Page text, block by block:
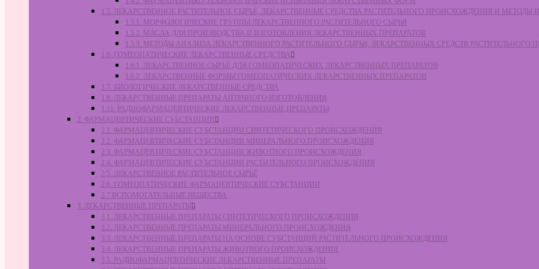
1.5. ЛЕКАРСТВЕННОЕ РАСТИТЕЛЬНОЕ СЫРЬЁ, ЛЕКАРСТВЕННЫЕ СРЕДСТВА РАСТИТЕЛЬНОГО ПРОИСХОЖДЕНИЯ И МЕТОДЫ
1.5.1. МОРФОЛОГИЧЕСКИЕ ГРУППЫ ЛЕКАРСТВЕННОГО РАСТИТЕЛЬНОГО СЫРЬЯ
1.5.2. МАСЛА ДЛЯ ПРОИЗВОДСТВА И ИЗГОТОВЛЕНИЯ ЛЕКАРСТВЕННЫХ ПРЕПАРАТОВ
1.5.3. МЕТОДЫ АНАЛИЗА ЛЕКАРСТВЕННОГО РАСТИТЕЛЬНОГО СЫРЬЯ, ЛЕКАРСТВЕННЫХ СРЕДСТВ РАСТИТЕЛЬНОГО
1.6. ГОМЕОПАТИЧЕСКИЕ ЛЕКАРСТВЕННЫЕ СРЕДСТВА
1.6.1. ЛЕКАРСТВЕННОЕ СЫРЬЁ ДЛЯ ГОМЕОПАТИЧЕСКИХ ЛЕКАРСТВЕННЫХ ПРЕПАРАТОВ
1.6.2. ЛЕКАРСТВЕННЫЕ ФОРМЫ ГОМЕОПАТИЧЕСКИХ ЛЕКАРСТВЕННЫХ ПРЕПАРАТОВ
1.7. БИОЛОГИЧЕСКИЕ ЛЕКАРСТВЕННЫЕ СРЕДСТВА
1.8. ЛЕКАРСТВЕННЫЕ ПРЕПАРАТЫ АПТЕЧНОГО ИЗГОТОВЛЕНИЯ
1.11. РАДИОФАРМАЦЕВТИЧЕСКИЕ ЛЕКАРСТВЕННЫЕ ПРЕПАРАТЫ
2. ФАРМАЦЕВТИЧЕСКИЕ СУБСТАНЦИИ
2.1. ФАРМАЦЕВТИЧЕСКИЕ СУБСТАНЦИИ СИНТЕТИЧЕСКОГО ПРОИСХОЖДЕНИЯ
2.2. ФАРМАЦЕВТИЧЕСКИЕ СУБСТАНЦИИ МИНЕРАЛЬНОГО ПРОИСХОЖДЕНИЯ
2.3. ФАРМАЦЕВТИЧЕСКИЕ СУБСТАНЦИИ ЖИВОТНОГО ПРОИСХОЖДЕНИЯ
2.4. ФАРМАЦЕВТИЧЕСКИЕ СУБСТАНЦИИ РАСТИТЕЛЬНОГО ПРОИСХОЖДЕНИЯ
2.5. ЛЕКАРСТВЕННОЕ РАСТИТЕЛЬНОЕ СЫРЬЁ
2.6. ГОМЕОПАТИЧЕСКИЕ ФАРМАЦЕВТИЧЕСКИЕ СУБСТАНЦИИ
2.7 ВСПОМОГАТЕЛЬНЫЕ ВЕЩЕСТВА
3. ЛЕКАРСТВЕННЫЕ ПРЕПАРАТЫ
3.1. ЛЕКАРСТВЕННЫЕ ПРЕПАРАТЫ СИНТЕТИЧЕСКОГО ПРОИСХОЖДЕНИЯ
3.2. ЛЕКАРСТВЕННЫЕ ПРЕПАРАТЫ МИНЕРАЛЬНОГО ПРОИСХОЖДЕНИЯ
3.3. ЛЕКАРСТВЕННЫЕ ПРЕПАРАТЫ НА ОСНОВЕ СУБСТАНЦИЙ РАСТИТЕЛЬНОГО ПРОИСХОЖДЕНИЯ
3.4. ЛЕКАРСТВЕННЫЕ ПРЕПАРАТЫ ЖИВОТНОГО ПРОИСХОЖДЕНИЯ
3.5. РАДИОФАРМАЦЕВТИЧЕСКИЕ ЛЕКАРСТВЕННЫЕ ПРЕПАРАТЫ